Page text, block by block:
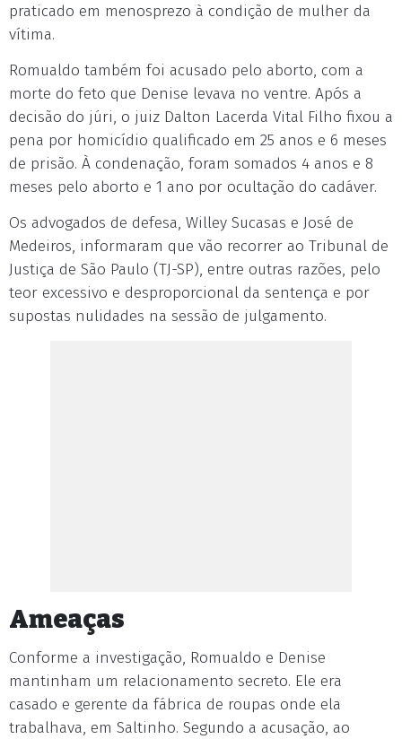
praticado em menosprezo à condição de mulher da
vítima.
Romualdo também foi acusado pelo aborto, com a
morte do feto que Denise levava no ventre. Após a
decisão do júri, o juiz Dalton Lacerda Vital Filho fixou a
pena por homicídio qualificado em 25 anos e 6 meses
de prisão. À condenação, foram somados 4 anos e 8
meses pelo aborto e 1 ano por ocultação do cadáver.
Os advogados de defesa, Willey Sucasas e José de
Medeiros, informaram que vão recorrer ao Tribunal de
Justiça de São Paulo (TJ-SP), entre outras razões, pelo
teor excessivo e desproporcional da sentença e por
supostas nulidades na sessão de julgamento.
Ameaças
Conforme a investigação, Romualdo e Denise
mantinham um relacionamento secreto. Ele era
casado e gerente da fábrica de roupas onde ela
trabalhava, em Saltinho. Segundo a acusação, ao